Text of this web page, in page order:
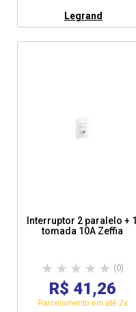
Legrand
Interruptor 2 paralelo + 1
tomada 10A Zeffia
(0)
R$ 41,26
Parcelamento em até 2x